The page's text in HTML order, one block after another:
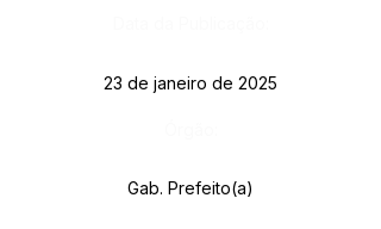
23 de janeiro de 2025
Gab. Prefeito(a)